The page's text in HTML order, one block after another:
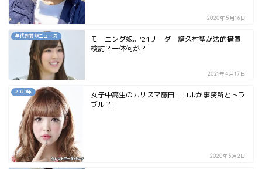
2020年5月16日
年代別芸能ニュース
モーニング娘。'21リーダー譜久村聖が法的措置
検討？一体何が？
2021年4月17日
2020年
女子中高生のカリスマ藤田ニコルが事務所とトラ
ブル？！
2020年3月2日